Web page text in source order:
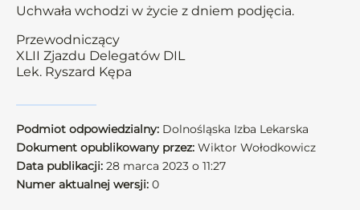
Uchwała wchodzi w życie z dniem podjęcia.
Przewodniczący
XLII Zjazdu Delegatów DIL
Lek. Ryszard Kępa
Podmiot odpowiedzialny: Dolnośląska Izba Lekarska
Dokument opublikowany przez: Wiktor Wołodkowicz
Data publikacji: 28 marca 2023 o 11:27
Numer aktualnej wersji: 0